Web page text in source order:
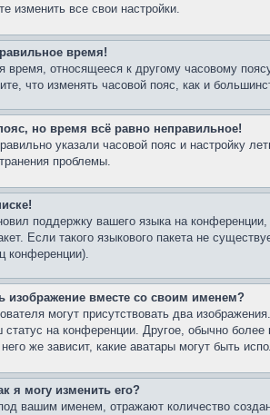
изменить все свои настройки.
время!
время, относящееся к другому часовому
что изменять часовой пояс, как и
но время всё равно неправильное!
указали часовой пояс и настройку
проблемы.
поддержку вашего языка на
Если такого языкового пакета не
конференции).
изображение вместе со своим именем?
могут присутствовать два
на конференции. Другое, обычно
же зависит, какие аватары могут быть
я могу изменить его?
вашим именем, отражают количество